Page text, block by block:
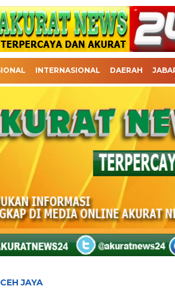
INTERNASIONAL DAERAH
JAYA